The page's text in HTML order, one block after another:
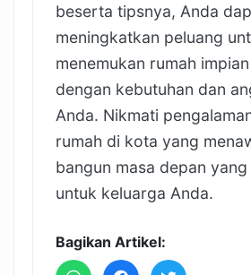
beserta tipsnya, Anda
meningkatkan peluang
menemukan rumah
dengan kebutuhan dan
Anda. Nikmati
rumah di kota yang
bangun masa depan
untuk keluarga Anda.
Bagikan Artikel: